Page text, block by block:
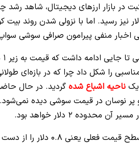
در بازار ارزهای دیجیتال، شاهد
به 23 دلار نیز رسید. اما با نزولی شدن
اخبار منفی پیرامون صرافی سوشی
را شکل داد چرا که در بازه‌ای
یک ناحیه اشباع شده
پر نوسان در قیمت سوشی دیده
محدوده 2 دلار خواهد بود.